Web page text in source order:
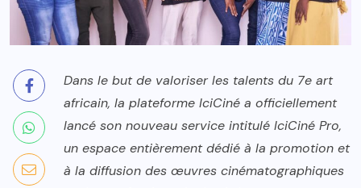
Dans le but de valoriser les talents du 7e art
africain, la plateforme IciCiné a officiellement
lancé son nouveau service intitulé IciCiné Pro,
un espace entièrement dédié à la promotion et
à la diffusion des œuvres cinématographiques